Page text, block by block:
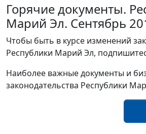
Горячие документы.
Марий Эл. Сентябрь
Чтобы быть в курсе изменений
Республики Марий Эл,
Наиболее важные документы и
законодательства Республики